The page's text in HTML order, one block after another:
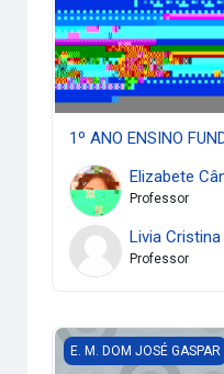
1º ANO ENSINO
Elizabete
Professor
Livia
Professor
4º ANO ENSINO
E. M. DOM JOSÉ GASPAR